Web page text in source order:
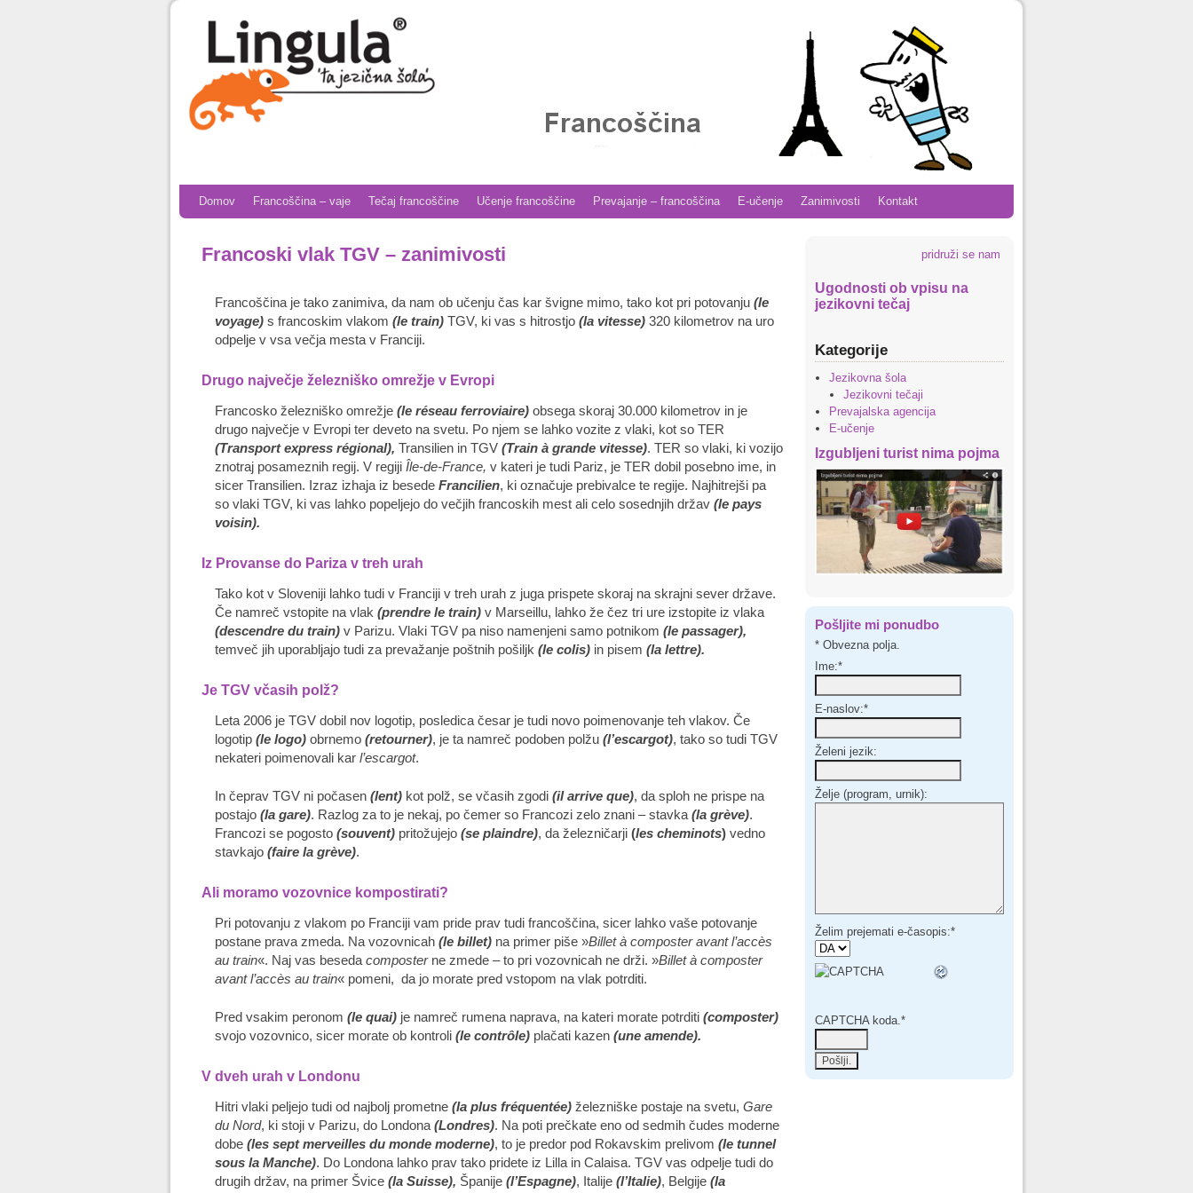
Domov Francoščina – vaje Tečaj francoščine Učenje francoščine Prevajanje – francoščina E-učenje Zanimivosti Kontakt
Francoski vlak TGV – zanimivosti
Francoščina je tako zanimiva, da nam ob učenju čas kar švigne mimo, tako kot pri potovanju (le
voyage) s francoskim vlakom (le train) TGV, ki vas s hitrostjo (la vitesse) 320 kilometrov na uro
odpelje v vsa večja mesta v Franciji.
Drugo največje železniško omrežje v Evropi
Francosko železniško omrežje (le réseau ferroviaire) obsega skoraj 30.000 kilometrov in je
drugo največje v Evropi ter deveto na svetu. Po njem se lahko vozite z vlaki, kot so TER
(Transport express régional), Transilien in TGV (Train à grande vitesse). TER so vlaki, ki vozijo
znotraj posameznih regij. V regiji Île-de-France, v kateri je tudi Pariz, je TER dobil posebno ime, in
sicer Transilien. Izraz izhaja iz besede Francilien, ki označuje prebivalce te regije. Najhitrejši pa
so vlaki TGV, ki vas lahko popeljejo do večjih francoskih mest ali celo sosednjih držav (le pays
voisin).
Iz Provanse do Pariza v treh urah
Tako kot v Sloveniji lahko tudi v Franciji v treh urah z juga prispete skoraj na skrajni sever države.
Če namreč vstopite na vlak (prendre le train) v Marseillu, lahko že čez tri ure izstopite iz vlaka
(descendre du train) v Parizu. Vlaki TGV pa niso namenjeni samo potnikom (le passager),
temveč jih uporabljajo tudi za prevažanje poštnih pošiljk (le colis) in pisem (la lettre).
Je TGV včasih polž?
Leta 2006 je TGV dobil nov logotip, posledica česar je tudi novo poimenovanje teh vlakov. Če
logotip (le logo) obrnemo (retourner), je ta namreč podoben polžu (l’escargot), tako so tudi TGV
nekateri poimenovali kar l’escargot.
In čeprav TGV ni počasen (lent) kot polž, se včasih zgodi (il arrive que), da sploh ne prispe na
postajo (la gare). Razlog za to je nekaj, po čemer so Francozi zelo znani – stavka (la grève).
Francozi se pogosto (souvent) pritožujejo (se plaindre), da železničarji (les cheminots) vedno
stavkajo (faire la grève).
Ali moramo vozovnice kompostirati?
Pri potovanju z vlakom po Franciji vam pride prav tudi francoščina, sicer lahko vaše potovanje
postane prava zmeda. Na vozovnicah (le billet) na primer piše »Billet à composter avant l’accès
au train«. Naj vas beseda composterne zmede – to pri vozovnicah ne drži. »Billet à composter
avant l’accès au train« pomeni, da jo morate pred vstopom na vlak potrditi.
Pred vsakim peronom (le quai) je namreč rumena naprava, na kateri morate potrditi (composter)
svojo vozovnico, sicer morate ob kontroli (le contrôle) plačati kazen (une amende).
V dveh urah v Londonu
Hitri vlaki peljejo tudi od najbolj prometne (la plus fréquentée) železniške postaje na svetu, Gare
du Nord, ki stoji v Parizu, do Londona (Londres). Na poti prečkate eno od sedmih čudes moderne
dobe (les sept merveilles du monde moderne), to je predor pod Rokavskim prelivom (le tunnel
sous la Manche). Do Londona lahko prav tako pridete iz Lilla in Calaisa. TGV vas odpelje tudi do
drugih držav, na primer Švice (la Suisse), Španije (l’Espagne), Italije (l’Italie), Belgije (la
pridruži se nam
Ugodnosti ob vpisu na
jezikovni tečaj
Kategorije
Jezikovna šola
Jezikovni tečaji
Prevajalska agencija
E-učenje
Izgubljeni turist nima pojma
Pošljite mi ponudbo
* Obvezna polja.
Ime:*
E-naslov:*
Želeni jezik:
Želje (program, urnik):
Želim prejemati e-časopis:*
CAPTCHA koda. *